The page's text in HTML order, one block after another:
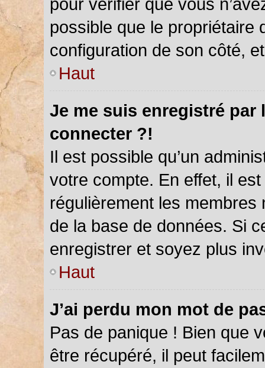
possible que le propriétaire
configuration de son côté,
Haut
Je me suis enregistré par
connecter ?!
Il est possible qu’un
votre compte. En effet, il
régulièrement les
de la base de données. Si
enregistrer et soyez plus
Haut
J’ai perdu mon mot de
Pas de panique ! Bien que
être récupéré, il peut